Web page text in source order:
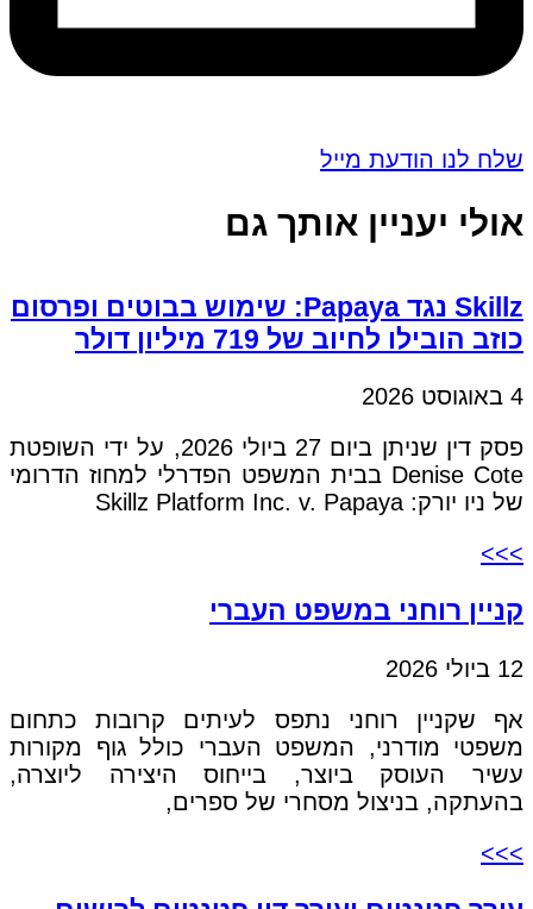
שלח לנו הודעת מייל
אולי יעניין אותך גם
Skillz נגד Papaya: שימוש בבוטים ופרסום
כוזב הובילו לחיוב של 719 מיליון דולר
4 באוגוסט 2026
פסק דין שניתן ביום 27 ביולי 2026, על ידי השופטת
Denise Cote בבית המשפט הפדרלי למחוז הדרומי
של ניו יורק: Skillz Platform Inc. v. Papaya
>>>
קניין רוחני במשפט העברי
12 ביולי 2026
אף שקניין רוחני נתפס לעיתים קרובות כתחום
משפטי מודרני, המשפט העברי כולל גוף מקורות
עשיר העוסק ביוצר, בייחוס היצירה ליוצרה,
בהעתקה, בניצול מסחרי של ספרים,
>>>